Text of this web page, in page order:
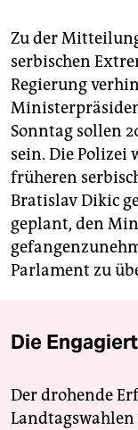
Zu der
serbischen
Regierung
Sonntag sollen
sein. Die Polizei
früheren
Bratislav Dikic
geplant, den
Parlament zu
Die
Der drohende